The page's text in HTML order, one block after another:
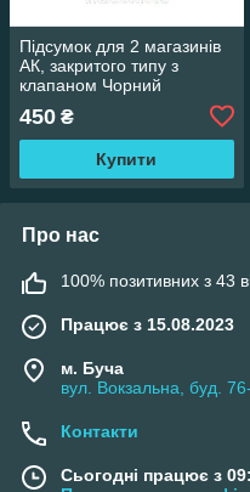
Підсумок для 2 магазинів
АК, закритого типу з
клапаном Чорний
450 ₴
Купити
Про нас
100% позитивних з 43
Працює з 15.08.2023
м. Буча
вул. Вокзальна, буд.
Контакти
Сьогодні працює з